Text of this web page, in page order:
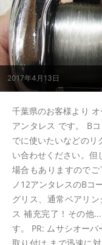
2017年4月13日
千葉県のお客様より
アンタレス です。 B
でに使いたいなどのリ
い合わせください。但
場合もありますので
ノ12アンタレスのBコ
グリス、通常ベアリ
ス 補充完了！その他
す。 PR: ムサシオー
取り付け まで迅速に